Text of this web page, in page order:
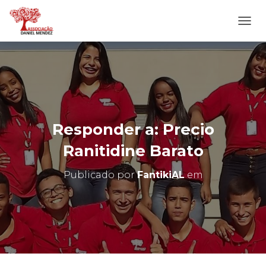
L
T
E
R
N
A
N
A
E
G
O
Responder a: Precio
Ranitidine Barato
Publicado porFantikiALem